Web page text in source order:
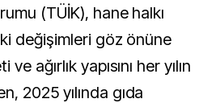
(TÜİK), hane halkı
değişimleri göz önüne
ağırlık yapısını her yılın
2025 yılında gıda